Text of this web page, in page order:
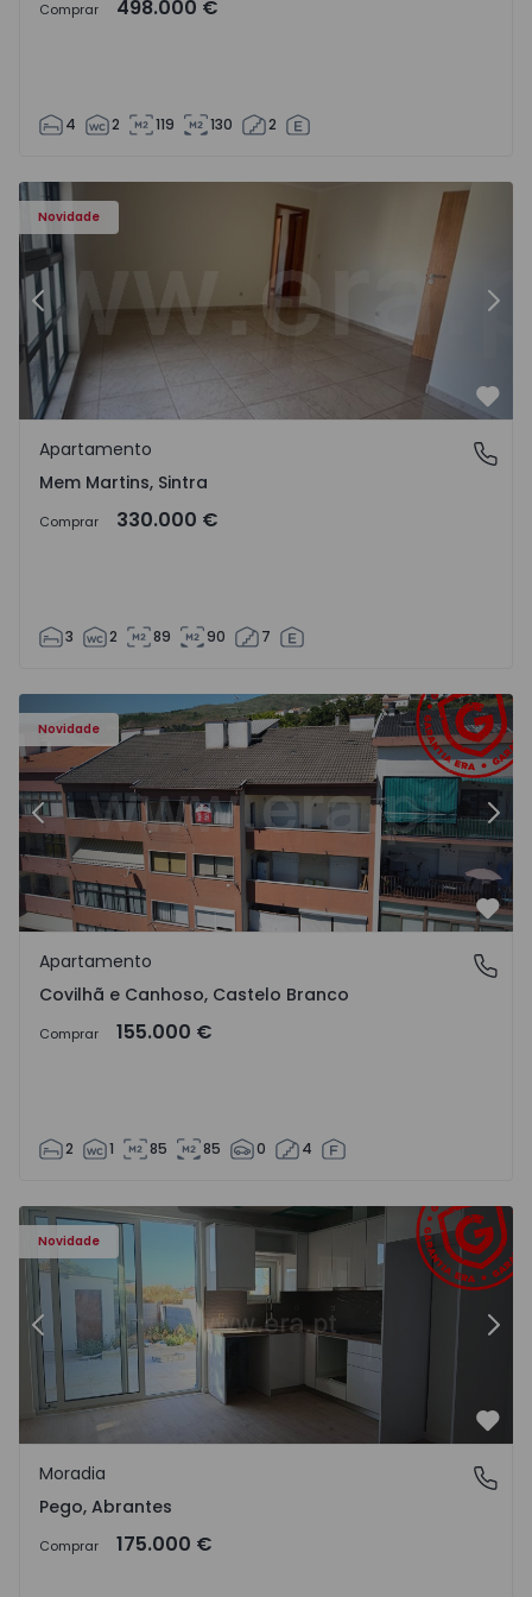
Comprar 498.000 €
4 2 119 130 2
Novidade
- 15
Apartamento T3 Sintra, Algueirão-Mem Martins -
Anterior
Mem Martins, Sintra
Apartamento
Mem Martins, Sintra
Comprar 330.000 €
3 2 89 90 7
Novidade
- 18
Apartamento T2 Covilhã, Covilhã e Canhoso - 1497806 -
Anterior
Covilhã e Canhoso, Castelo Branco
Apartamento
Covilhã e Canhoso, Castelo Branco
Comprar 155.000 €
2 1 85 85 0 4
Novidade
Moradia T2 Abrantes, Pego - 1575171 - 9
Anterior
Pego, Abrantes
Moradia
Pego, Abrantes
Comprar 175.000 €